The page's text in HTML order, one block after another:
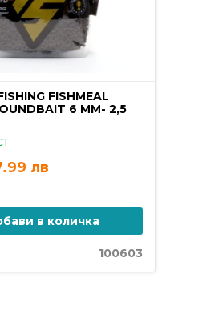
FISHMEAL
6 MM- 2,5
лв
в количка
100603